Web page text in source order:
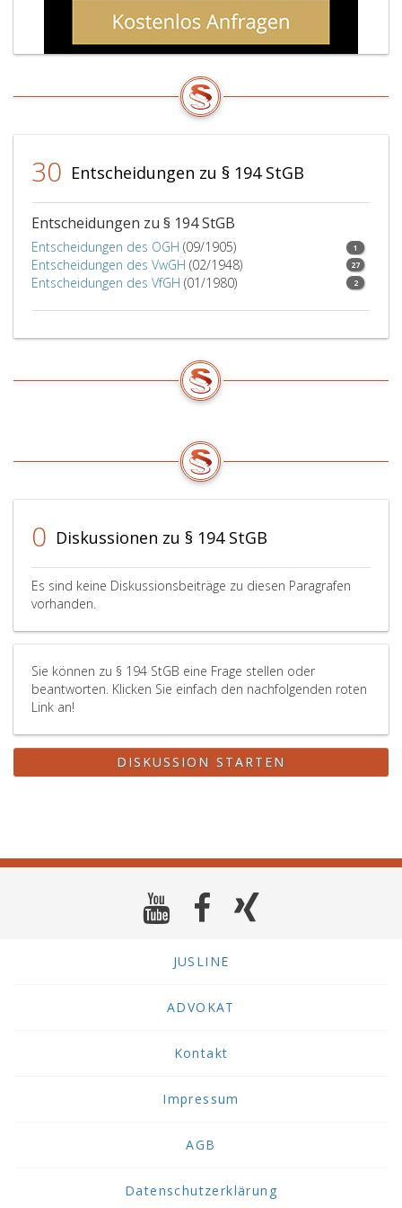
30 Entscheidungen zu § 194 StGB
Entscheidungen zu § 194 StGB
Entscheidungen des OGH (09/1905) 1
Entscheidungen des VwGH (02/1948) 27
Entscheidungen des VfGH (01/1980) 2
0 Diskussionen zu § 194 StGB
Es sind keine Diskussionsbeiträge zu diesen Paragrafen
vorhanden.
Sie können zu § 194 StGB eine Frage stellen oder
beantworten. Klicken Sie einfach den nachfolgenden roten
Link an!
DISKUSSION STARTEN
JUSLINE
ADVOKAT
Kontakt
Impressum
AGB
Datenschutzerklärung